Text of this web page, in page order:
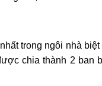
trong ngôi nhà
chia thành 2 ban